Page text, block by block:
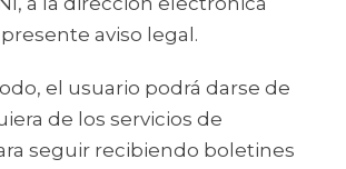
aviso legal.
el usuario podrá darse de
de los servicios de
seguir recibiendo boletines